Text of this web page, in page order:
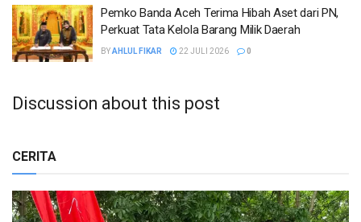
Pemko Banda Aceh Terima Hibah Aset dari PN,
Perkuat Tata Kelola Barang Milik Daerah
BYAHLUL FIKAR 22 JULI 2026 0
Discussion about this post
CERITA